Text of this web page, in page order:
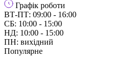
Графік роботи
ВТ-ПТ: 09:00 - 16:00
СБ: 10:00 - 15:00
НД: 10:00 - 15:00
ПН: вихідний
Популярне